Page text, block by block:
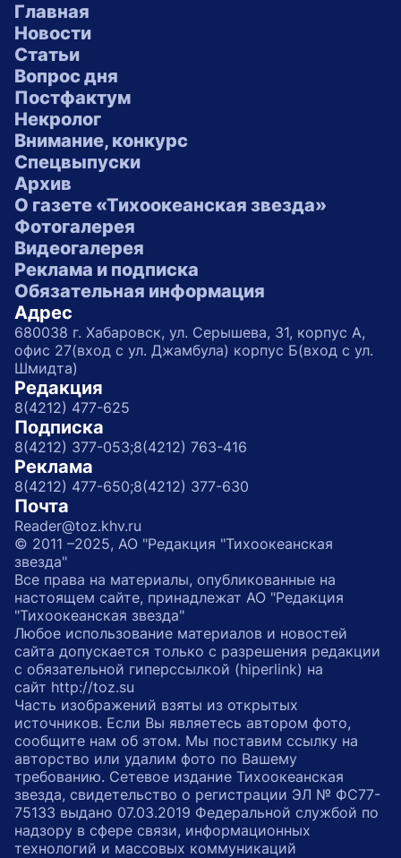
Главная
Новости
Статьи
Вопрос дня
Постфактум
Некролог
Внимание, конкурс
Спецвыпуски
Архив
О газете «Тихоокеанская звезда»
Фотогалерея
Видеогалерея
Реклама и подписка
Обязательная информация
Адрес
680038 г. Хабаровск, ул. Серышева, 31, корпус А,
офис 27(вход с ул. Джамбула) корпус Б(вход с ул.
Шмидта)
Редакция
8(4212) 477-625
Подписка
8(4212) 377-053;8(4212) 763-416
Реклама
8(4212) 477-650;8(4212) 377-630
Почта
Reader@toz.khv.ru
© 2011 –2025, АО "Редакция "Тихоокеанская
звезда"
Все права на материалы, опубликованные на
настоящем сайте, принадлежат АО "Редакция
"Тихоокеанская звезда"
Любое использование материалов и новостей
сайта допускается только с разрешения редакции
с обязательной гиперссылкой (hiperlink) на
сайт http://toz.su
Часть изображений взяты из открытых
источников. Если Вы являетесь автором фото,
сообщите нам об этом. Мы поставим ссылку на
авторство или удалим фото по Вашему
требованию. Сетевое издание Тихоокеанская
звезда, свидетельство о регистрации ЭЛ № ФС77-
75133 выдано 07.03.2019 Федеральной службой по
надзору в сфере связи, информационных
технологий и массовых коммуникаций